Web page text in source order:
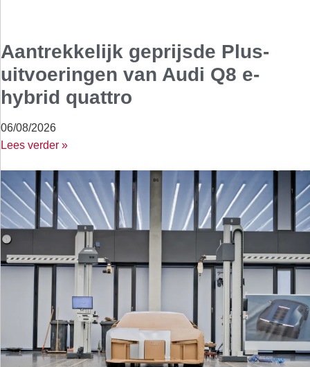
Aantrekkelijk geprijsde Plus-
uitvoeringen van Audi Q8 e-
hybrid quattro
06/08/2026
Lees verder »